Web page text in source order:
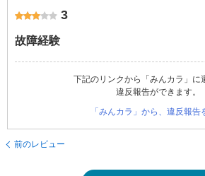
3
故障経験
下記のリンクから「みんカラ」に
違反報告ができます。
「みんカラ」から、違反報告
前のレビュー